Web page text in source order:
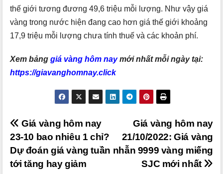
thế giới tương đương 49,6 triệu mỗi lượng. Như vậy giá
vàng trong nước hiện đang cao hơn giá thế giới khoảng
17,9 triệu mỗi lượng chưa tính thuế và các khoản phí.
Xem bảng giá vàng hôm naymới nhất mỗi ngày tại:
https://giavanghomnay.click
Điều
hướng
bài
viết
Giá vàng hôm nay
21/10/2022: Giá vàng
nhẫn 9999 vàng miếng
SJC mới nhất
Giá vàng hôm nay
23-10 bao nhiêu 1 chỉ?
Dự đoán giá vàng tuần
tới tăng hay giảm